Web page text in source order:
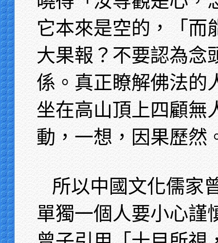
它本來是空的，「而
大果報？不要認為念
係。真正瞭解佛法的
坐在高山頂上四顧無
動，一想，因果歷然
所以中國文化儒家
單獨一個人要小心謹